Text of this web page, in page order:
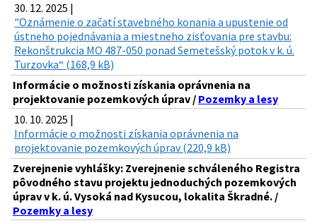
30. 12. 2025 |
"Oznámenie o začatí stavebného konania a upustenie od
ústneho pojednávania a miestneho zisťovania pre stavbu:
Rekonštrukcia MO 487-050 ponad Semetešský potok v k. ú.
Turzovka“ (168,9 kB)
Informácie o možnosti získania oprávnenia na
projektovanie pozemkových úprav / Pozemky a lesy
10. 10. 2025 |
Informácie o možnosti získania oprávnenia na
projektovanie pozemkových úprav (220,9 kB)
Zverejnenie vyhlášky: Zverejnenie schváleného Registra
pôvodného stavu projektu jednoduchých pozemkových
úprav v k. ú. Vysoká nad Kysucou, lokalita Škradné. /
Pozemky a lesy